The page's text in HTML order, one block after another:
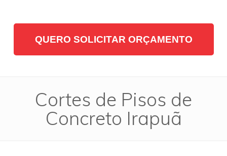
QUERO SOLICITAR ORÇAMENTO
Cortes de Pisos de
Concreto Irapuã